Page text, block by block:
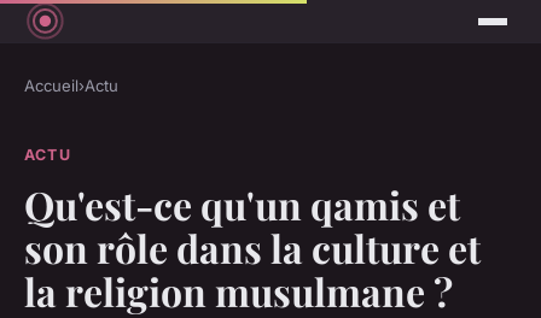
Accueil›Actu
ACTU
Qu'est-ce qu'un qamis et
son rôle dans la culture et
la religion musulmane ?